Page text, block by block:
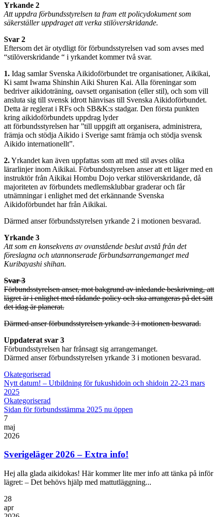
Yrkande 2
Att uppdra förbundsstyrelsen ta fram ett policydokument som
säkerställer uppdraget att verka stilöverskridande.
Svar 2
Eftersom det är otydligt för förbundsstyrelsen vad som avses med
“stilöverskridande “ i yrkandet kommer två svar.
1. Idag samlar Svenska Aikidoförbundet tre organisationer, Aikikai,
Ki samt Iwama Shinshin Aiki Shuren Kai. Alla föreningar som
bedriver aikidoträning, oavsett organisation (eller stil), och som vill
ansluta sig till svensk idrott hänvisas till Svenska Aikidoförbundet.
Detta är reglerat i RFs och SB&K:s stadgar. Den första punkten
kring aikidoförbundets uppdrag lyder
att förbundsstyrelsen har ”till uppgift att organisera, administrera,
främja och stödja Aikido i Sverige samt främja och stödja svensk
Aikido internationellt”.
2.Yrkandet kan även uppfattas som att med stil avses olika
lärarlinjer inom Aikikai. Förbundsstyrelsen anser att ett läger med en
instruktör från Aikikai Hombu Dojo verkar stilöverskridande, då
majoriteten av förbundets medlemsklubbar graderar och får
utnämningar i enlighet med det erkännande Svenska
Aikidoförbundet har från Aikikai.
Därmed anser förbundsstyrelsen yrkande 2 i motionen besvarad.
Yrkande 3
Att som en konsekvens av ovanstående beslut avstå från det
föreslagna och utannonserade förbundsarrangemanget med
Kuribayashi shihan.
Svar 3
Förbundsstyrelsen anser, mot bakgrund av inledande beskrivning, att
lägret är i enlighet med rådande policy och ska arrangeras på det sätt
det idag är planerat.
Därmed anser förbundsstyrelsen yrkande 3 i motionen besvarad.
Uppdaterat svar 3
Förbundsstyrelsen har frånsagt sig arrangemanget.
Därmed anser förbundsstyrelsen yrkande 3 i motionen besvarad.
Okategoriserad
Nytt datum! – Utbildning för fukushidoin och shidoin 22-23 mars
2025
Okategoriserad
Sidan för förbundsstämma 2025 nu öppen
7
maj
2026
Sverigeläger 2026 – Extra info!
Hej alla glada aikidokas! Här kommer lite mer info att tänka på inför
lägret: – Det behövs hjälp med mattutläggning...
28
apr